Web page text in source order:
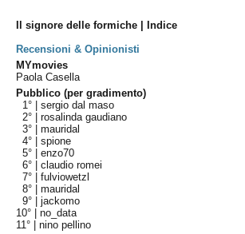
Il signore delle formiche | Indice
Recensioni & Opinionisti
MYmovies
Paola Casella
Pubblico (per gradimento)
1° |sergio dal maso
2° |rosalinda gaudiano
3° |mauridal
4° |spione
5° |enzo70
6° |claudio romei
7° |fulviowetzl
8° |mauridal
9° |jackomo
10° |no_data
11° |nino pellino